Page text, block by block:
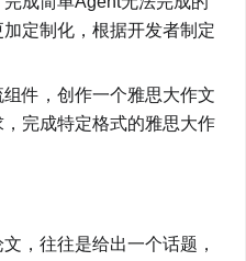
定制化，根据开发者制定
完成特定格式的雅思大作